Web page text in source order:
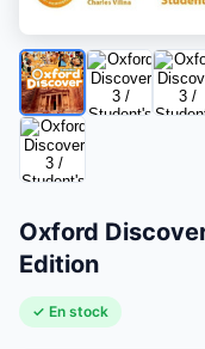
Oxford
Edition
✓ En stock